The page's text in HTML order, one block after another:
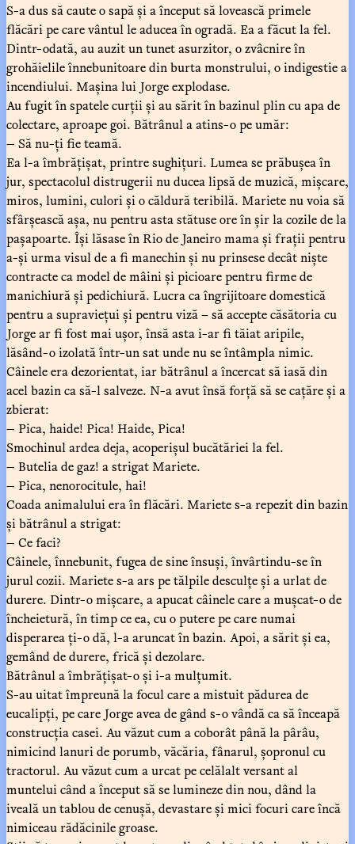
S-a dus să caute o sapă și a început să lovească primele
flăcări pe care vântul le aducea în ogradă. Ea a făcut la fel.
Dintr-odată, au auzit un tunet asurzitor, o zvâcnire în
grohăielile înnebunitoare din burta monstrului, o indigestie a
incendiului. Mașina lui Jorge explodase.
Au fugit în spatele curții și au sărit în bazinul plin cu apa de
colectare, aproape goi. Bătrânul a atins-o pe umăr:
— Să nu-ți fie teamă.
Ea l-a îmbrățișat, printre sughițuri. Lumea se prăbușea în
jur, spectacolul distrugerii nu ducea lipsă de muzică, mișcare,
miros, lumini, culori și o căldură teribilă. Mariete nu voia să
sfârșească așa, nu pentru asta stătuse ore în șir la cozile de la
pașapoarte. Își lăsase în Rio de Janeiro mama și frații pentru
a-și urma visul de a fi manechin și nu prinsese decât niște
contracte ca model de mâini și picioare pentru firme de
manichiură și pedichiură. Lucra ca îngrijitoare domestică
pentru a supraviețui și pentru viză – să accepte căsătoria cu
Jorge ar fi fost mai ușor, însă asta i-ar fi tăiat aripile,
lăsând-o izolată într-un sat unde nu se întâmpla nimic.
Câinele era dezorientat, iar bătrânul a încercat să iasă din
acel bazin ca să-l salveze. N-a avut însă forță să se cațăre și a
zbierat:
— Pica, haide! Pica! Haide, Pica!
Smochinul ardea deja, acoperișul bucătăriei la fel.
— Butelia de gaz! a strigat Mariete.
— Pica, nenorocitule, hai!
Coada animalului era în flăcări. Mariete s-a repezit din bazin
și bătrânul a strigat:
— Ce faci?
Câinele, înnebunit, fugea de sine însuși, învârtindu-se în
jurul cozii. Mariete s-a ars pe tălpile desculțe și a urlat de
durere. Dintr-o mișcare, a apucat câinele care a mușcat-o de
încheietură, în timp ce ea, cu o putere pe care numai
disperarea ți-o dă, l-a aruncat în bazin. Apoi, a sărit și ea,
gemând de durere, frică și dezolare.
Bătrânul a îmbrățișat-o și i-a mulțumit.
S-au uitat împreună la focul care a mistuit pădurea de
eucalipți, pe care Jorge avea de gând s-o vândă ca să înceapă
construcția casei. Au văzut cum a coborât până la pârâu,
nimicind lanuri de porumb, văcăria, fânarul, șopronul cu
tractorul. Au văzut cum a urcat pe celălalt versant al
muntelui când a început să se lumineze din nou, dând la
iveală un tablou de cenușă, devastare și mici focuri care încă
nimiceau rădăcinile groase.